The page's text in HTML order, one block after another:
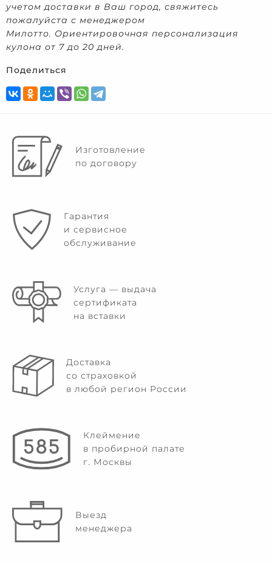
учетом доставки в Ваш город, свяжитесь
пожалуйста с менеджером
Милотто. Ориентировочная персонализация
кулона от 7 до 20 дней.
Поделиться
Изготовление
по договору
Гарантия
и сервисное
обслуживание
Услуга — выдача
сертификата
на вставки
Доставка
со страховкой
в любой регион России
Клеймение
в пробирной палате
г. Москвы
Выезд
менеджера